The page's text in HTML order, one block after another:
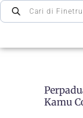
Kamu